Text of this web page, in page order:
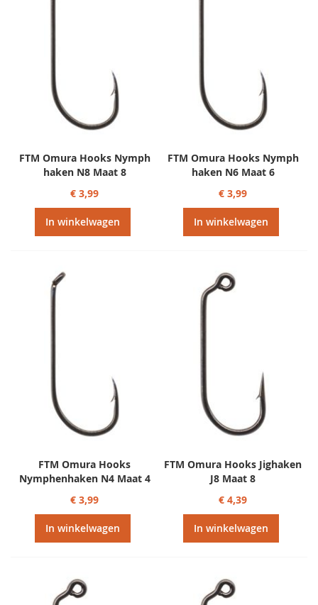
FTM Omura Hooks Nymph
haken N8 Maat 8
€ 3,99
In winkelwagen
FTM Omura Hooks Nymph
haken N6 Maat 6
€ 3,99
In winkelwagen
FTM Omura Hooks
Nymphenhaken N4 Maat 4
€ 3,99
In winkelwagen
FTM Omura Hooks Jighaken
J8 Maat 8
€ 4,39
In winkelwagen